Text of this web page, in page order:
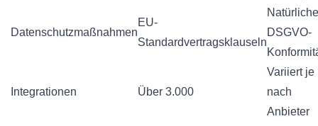
Datenschutzmaßnahmen
EU-
Standardvertragsklauseln
Natürliche
DSGVO-
Integrationen Über 3.000
Variiert je
nach
Anbieter